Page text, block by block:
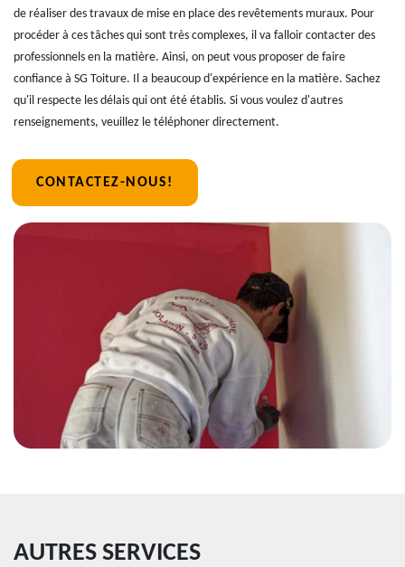
de réaliser des travaux de mise en place des revêtements muraux. Pour
procéder à ces tâches qui sont très complexes, il va falloir contacter des
professionnels en la matière. Ainsi, on peut vous proposer de faire
confiance à SG Toiture. Il a beaucoup d'expérience en la matière. Sachez
qu'il respecte les délais qui ont été établis. Si vous voulez d'autres
renseignements, veuillez le téléphoner directement.
CONTACTEZ-NOUS!
AUTRES SERVICES